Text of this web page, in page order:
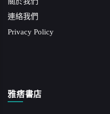
連絡我們
Privacy Policy
雅痞書店